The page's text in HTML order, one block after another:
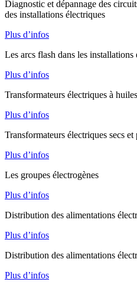
Diagnostic et dépannage des
des installations électriques
Plus d’infos
Les arcs flash dans les installations
Plus d’infos
Transformateurs électriques à
Plus d’infos
Transformateurs électriques secs et
Plus d’infos
Les groupes électrogènes
Plus d’infos
Distribution des alimentations
Plus d’infos
Distribution des alimentations
Plus d’infos